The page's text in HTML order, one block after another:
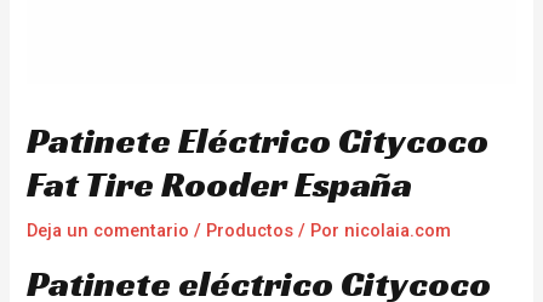
Patinete Eléctrico Citycoco
Fat Tire Rooder España
Deja un comentario / Productos / Por nicolaia.com
Patinete eléctrico Citycoco